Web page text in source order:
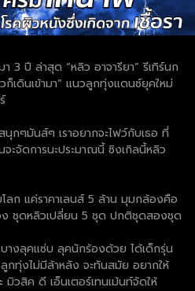
3 ปี ล่าสุด “หลิว อาจารียา” รีเทิร์นก
ก็เดินเข้ามา” แนวลูกทุ่งแดนซ์ยุคใหม่
นุกๆมันส์ๆ เราอยากจะไฟว์กับเธอ ที่
ะจัดการนะประมาณนี้ ซิงเกิลนี้หลิว
ลก แค่ราคาเลนส์ 5 ล้าน มุมกล้องคือ
ชุดหลิวเปลี่ยน 5 ชุด ปกติชุดสองชุด
างลุคแซ่บ ลุคนักร้องด้วย ได้เด็กรุ่น
กทุ่งไม่มีล้าหลัง จะทันสมัย อยากให้
วสิค ดี เอ็นเตอร์เทนเม้นท์จัดให้